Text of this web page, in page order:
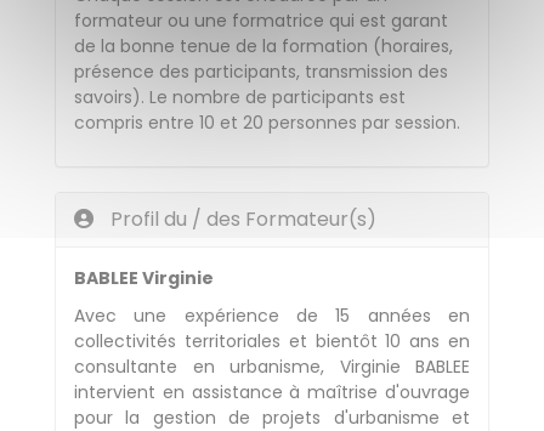
formateur ou une formatrice qui est garant
de la bonne tenue de la formation (horaires,
présence des participants, transmission des
savoirs). Le nombre de participants est
compris entre 10 et 20 personnes par session.
Profil du / des Formateur(s)
BABLEE Virginie
Avec une expérience de15 années en
collectivités territoriales et bientôt 10 ans en
consultante en urbanisme, Virginie BABLEE
intervient en assistance à maîtrise d'ouvrage
pour la gestion de projets d'urbanisme et